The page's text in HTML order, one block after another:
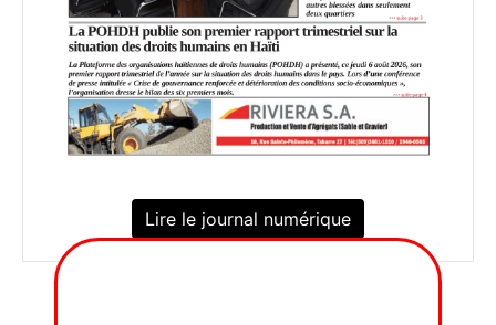
Lire le journal numérique